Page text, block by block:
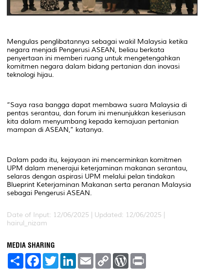
Mengulas penglibatannya sebagai wakil Malaysia ketika
negara menjadi Pengerusi ASEAN, beliau berkata
penyertaan ini memberi ruang untuk mengetengahkan
komitmen negara dalam bidang pertanian dan inovasi
teknologi hijau.
“Saya rasa bangga dapat membawa suara Malaysia di
pentas serantau, dan forum ini menunjukkan keseriusan
kita dalam menyumbang kepada kemajuan pertanian
mampan di ASEAN,” katanya.
Dalam pada itu, kejayaan ini mencerminkan komitmen
UPM dalam menerajui keterjaminan makanan serantau,
selaras dengan aspirasi UPM melalui pelan tindakan
Blueprint Keterjaminan Makanan serta peranan Malaysia
sebagai Pengerusi ASEAN.
Date of Input: 12/06/2025 | Updated: 12/06/2025 |
hairul_nizam
MEDIA SHARING
S
F
a
T
w
L
E
m
C
W